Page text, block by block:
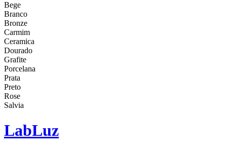
Bege
Branco
Bronze
Carmim
Ceramica
Dourado
Grafite
Porcelana
Prata
Preto
Rose
Salvia
LabLuz